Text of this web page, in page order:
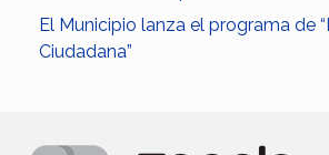
El Municipio lanza el programa de
Ciudadana”